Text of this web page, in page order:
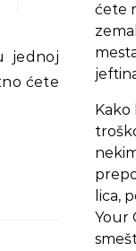
ćete
ćete
Kako
lica,
Your